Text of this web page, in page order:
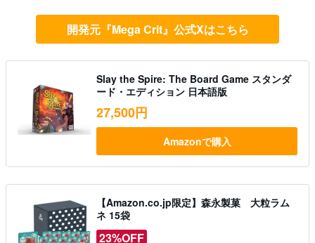
開発元『Mega Crit』公式Xはこちら
Slay the Spire: The Board Game スタンダ
ード・エディション 日本語版
27,500円
Amazonで購入
【Amazon.co.jp限定】森永製菓 大粒ラム
ネ 15袋
23%OFF